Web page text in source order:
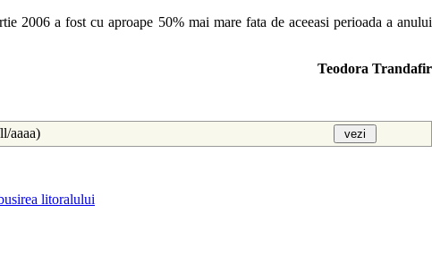
2006 a fost cu aproape 50% mai mare fata de aceeasi perioada a anului
Teodora Trandafir
aaaa)
litoralului